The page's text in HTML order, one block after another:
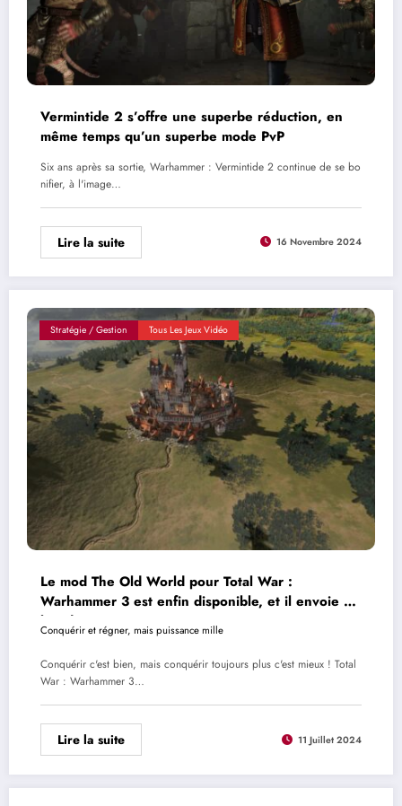
Vermintide 2 s’offre une superbe réduction, en
même temps qu’un superbe mode PvP
Six ans après sa sortie, Warhammer : Vermintide 2 continue de se bo
nifier, à l'image…
Lire la suite 16 Novembre 2024
Stratégie / Gestion Tous Les Jeux Vidéo
Le mod The Old World pour Total War :
Warhammer 3 est enfin disponible, et il envoie du
lourd
Conquérir et régner, mais puissance mille
Conquérir c'est bien, mais conquérir toujours plus c'est mieux ! Total
War : Warhammer 3…
Lire la suite 11 Juillet 2024